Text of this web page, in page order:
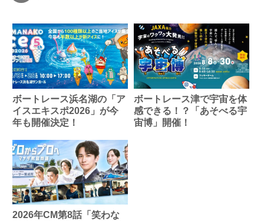
ボートレース浜名湖の「ア
イスエキスポ2026」が今
年も開催決定！
ボートレース津で宇宙を体
感できる！？「あそべる宇
宙博」開催！
2026年CM第8話「笑わな